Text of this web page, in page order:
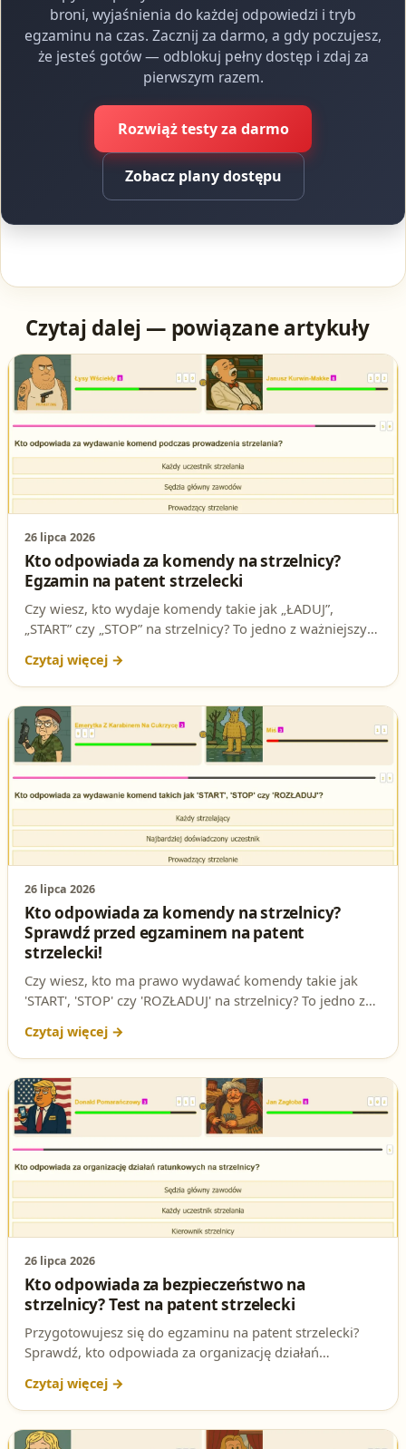
broni, wyjaśnienia do każdej odpowiedzi i tryb
egzaminu na czas. Zacznij za darmo, a gdy poczujesz,
że jesteś gotów — odblokuj pełny dostęp i zdaj za
pierwszym razem.
Rozwiąż testy za darmo
Zobacz plany dostępu
Czytaj dalej — powiązane artykuły
26 lipca 2026
Kto odpowiada za komendy na strzelnicy?
Egzamin na patent strzelecki
Czy wiesz, kto wydaje komendy takie jak „ŁADUJ”,
„START” czy „STOP” na strzelnicy? To jedno z ważniejszych
poprawną odpowiedź i przygotuj się do testów.
26 lipca 2026
Kto odpowiada za komendy na strzelnicy?
Sprawdź przed egzaminem na patent
strzelecki!
Czy wiesz, kto ma prawo wydawać komendy takie jak
'START', 'STOP' czy 'ROZŁADUJ' na strzelnicy? To jedno z
Sprawdź, czy znasz odpowiedź i przygotuj się do testów
online!
26 lipca 2026
Kto odpowiada za bezpieczeństwo na
strzelnicy? Test na patent strzelecki
Przygotowujesz się do egzaminu na patent strzelecki?
Sprawdź, kto odpowiada za organizację działań
ważne w praktyce.